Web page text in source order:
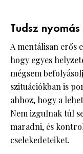
Tudsz
A mentálisan erős
hogy egyes
mégsem
szituációkban is
ahhoz, hogy a
Nem izgulnak túl
maradni, és
cselekedeteiket.